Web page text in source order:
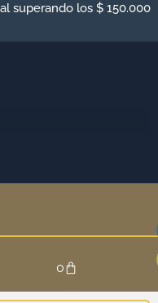
superando los $ 150.000
0